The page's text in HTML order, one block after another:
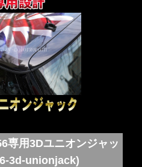
専用3Dユニオンジャッ
3d-unionjack)